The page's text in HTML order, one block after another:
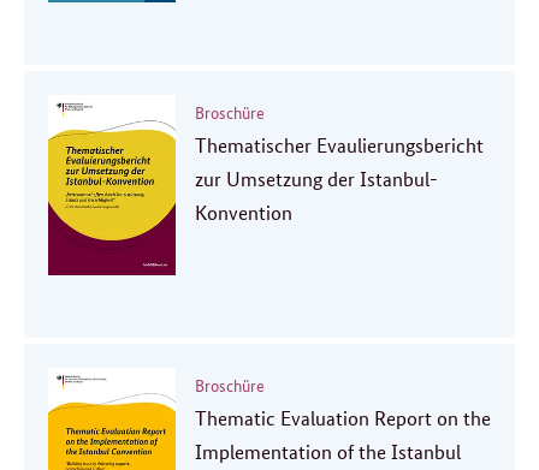
Broschüre
Thematischer Evaulierungsbericht
zur Umsetzung der Istanbul-
Konvention
Broschüre
Thematic Evaluation Report on the
Implementation of the Istanbul